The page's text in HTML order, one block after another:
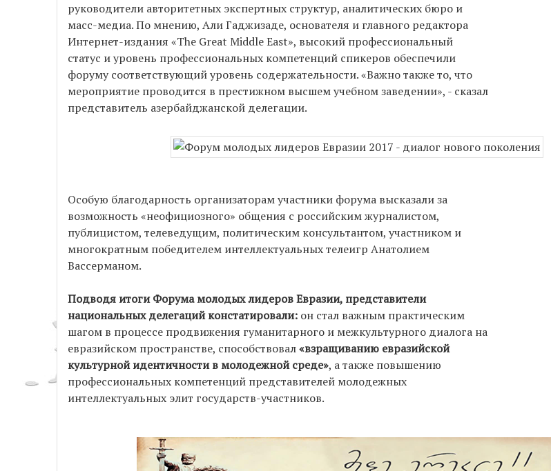
руководители авторитетных экспертных структур, аналитических бюро и
масс-медиа. По мнению, Али Гаджизаде, основателя и главного редактора
Интернет-издания «The Great Middle East», высокий профессиональный
статус и уровень профессиональных компетенций спикеров обеспечили
форуму соответствующий уровень содержательности. «Важно также то, что
мероприятие проводится в престижном высшем учебном заведении», - сказал
представитель азербайджанской делегации.
Особую благодарность организаторам участники форума высказали за
возможность «неофициозного» общения с российским журналистом,
публицистом, телеведущим, политическим консультантом, участником и
многократным победителем интеллектуальных телеигр Анатолием
Вассерманом.
Подводя итоги Форума молодых лидеров Евразии, представители
национальных делегаций констатировали: он стал важным практическим
шагом в процессе продвижения гуманитарного и межкультурного диалога на
евразийском пространстве, способствовал«взращиванию евразийской
культурной идентичности в молодежной среде», а также повышению
профессиональных компетенций представителей молодежных
интеллектуальных элит государств-участников.